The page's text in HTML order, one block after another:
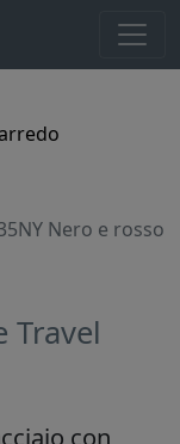
Nero e rosso
Travel